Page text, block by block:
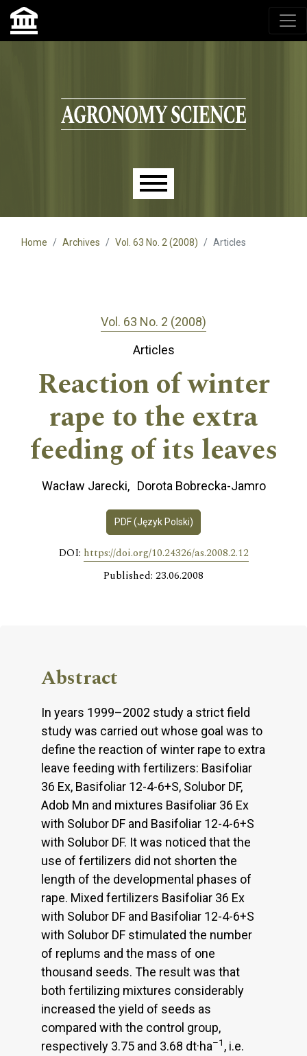
Agronomy Science, przyrodniczy lublin, czasopisma up,
czasopisma uniwersytet przyrodniczy lublin
Skip to main navigation menu
Skip to main content
Skip to site footer
Main menu
Home Archives Vol. 63 No. 2 (2008) Articles
Vol. 63 No. 2 (2008)
Articles
Reaction of winter
rape to the extra
feeding of its leaves
Wacław Jarecki Dorota Bobrecka-Jamro
PDF (Język Polski)
DOI: https://doi.org/10.24326/as.2008.2.12
Published: 23.06.2008
Abstract
In years 1999–2002 study a strict field
study was carried out whose goal was to
define the reaction of winter rape to extra
leave feeding with fertilizers: Basifoliar
36 Ex, Basifoliar 12-4-6+S, Solubor DF,
Adob Mn and mixtures Basifoliar 36 Ex
with Solubor DF and Basifoliar 12-4-6+S
with Solubor DF. It was noticed that the
use of fertilizers did not shorten the
length of the developmental phases of
rape. Mixed fertilizers Basifoliar 36 Ex
with Solubor DF and Basifoliar 12-4-6+S
with Solubor DF stimulated the number
of replums and the mass of one
thousand seeds. The result was that
both fertilizing mixtures considerably
increased the yield of seeds as
compared with the control group,
respectively 3.75 and 3.68 dt·ha–1 , i.e.